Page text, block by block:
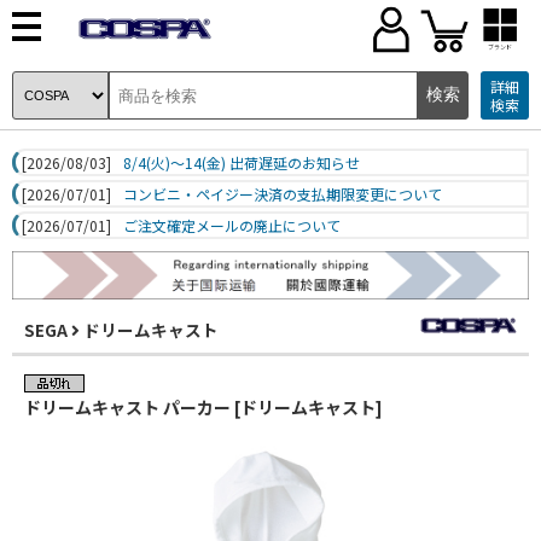
ブランド
詳細
検索
[2026/08/03]
8/4(火)～14(金) 出荷遅延のお知らせ
[2026/07/01]
コンビニ・ペイジー決済の支払期限変更について
[2026/07/01]
ご注文確定メールの廃止について
SEGA ドリームキャスト
ドリームキャスト パーカー [ドリームキャスト]